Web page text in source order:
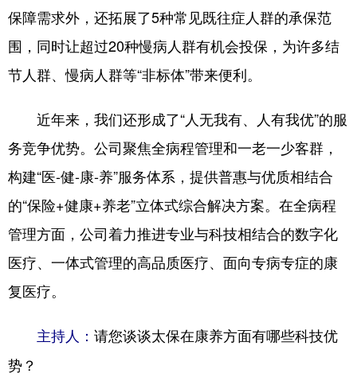
保障需求外，还拓展了5种常见既往症人群的承保范
围，同时让超过20种慢病人群有机会投保，为许多结
节人群、慢病人群等“非标体”带来便利。
近年来，我们还形成了“人无我有、人有我优”的服
务竞争优势。公司聚焦全病程管理和一老一少客群，
构建“医-健-康-养”服务体系，提供普惠与优质相结合
的“保险+健康+养老”立体式综合解决方案。在全病程
管理方面，公司着力推进专业与科技相结合的数字化
医疗、一体式管理的高品质医疗、面向专病专症的康
复医疗。
主持人： 请您谈谈太保在康养方面有哪些科技优
势？